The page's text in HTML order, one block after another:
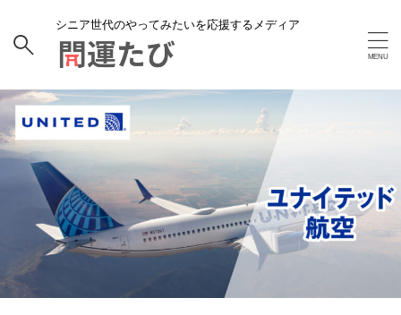
シニア世代のやってみたいを応援するメディア